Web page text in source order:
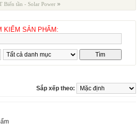
Biến tần - Solar Power »
KIẾM SẢN PHẨM:
Sắp xếp theo: